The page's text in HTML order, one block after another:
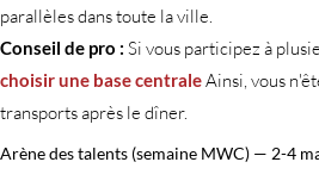
parallèles dans toute la ville.
Conseil de pro : Si vous participez à
choisir une base centraleAinsi, vous
transports après le dîner.
Arène des talents (semaine MWC) — 2-4